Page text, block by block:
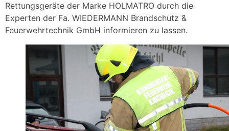
Rettungsgeräte der Marke HOLMATRO durch die
Experten der Fa. WIEDERMANN Brandschutz &
Feuerwehrtechnik GmbH informieren zu lassen.